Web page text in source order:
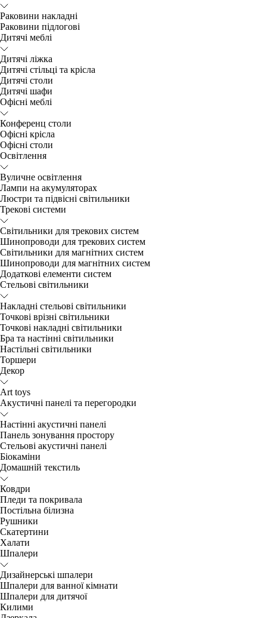
Раковини накладні
Раковини підлогові
Дитячі меблі
Дитячі ліжка
Дитячі стільці та крісла
Дитячі столи
Дитячі шафи
Офісні меблі
Конференц столи
Офісні крісла
Офісні столи
Освітлення
Вуличне освітлення
Лампи на акумуляторах
Люстри та підвісні світильники
Трекові системи
Світильники для трекових систем
Шинопроводи для трекових систем
Світильники для магнітних систем
Шинопроводи для магнітних систем
Додаткові елементи систем
Cтельові світильники
Накладні стельові світильники
Точкові врізні світильники
Точкові накладні світильники
Бра та настінні світильники
Настільні світильники
Торшери
Декор
Art toys
Акустичні панелі та перегородки
Настінні акустичні панелі
Панель зонування простору
Стельові акустичні панелі
Біокаміни
Домашній текстиль
Ковдри
Пледи та покривала
Постільна білизна
Рушники
Скатертини
Халати
Шпалери
Дизайнерські шпалери
Шпалери для ванної кімнати
Шпалери для дитячої
Килими